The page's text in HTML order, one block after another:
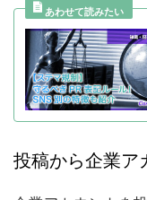
投稿から企業ア